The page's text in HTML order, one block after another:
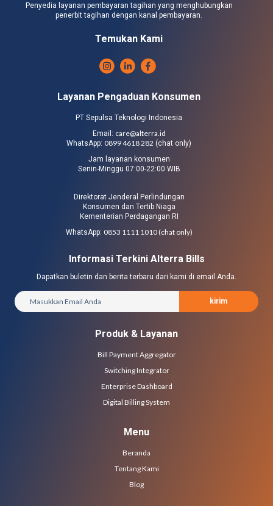
Penyedia layanan pembayaran tagihan yang menghubungkan
penerbit tagihan dengan kanal pembayaran.
Temukan Kami
Layanan Pengaduan Konsumen
PT Sepulsa Teknologi Indonesia
Email: care@alterra.id
WhatsApp: 0899 4618 282 (chat only)
Jam layanan konsumen
Senin-Minggu 07:00-22:00 WIB
Direktorat Jenderal Perlindungan
Konsumen dan Tertib Niaga
Kementerian Perdagangan RI
WhatsApp: 0853 1111 1010 (chat only)
Informasi Terkini Alterra Bills
Dapatkan buletin dan berita terbaru dari kami di email Anda.
kirim
Produk & Layanan
Bill Payment Aggregator
Switching Integrator
Enterprise Dashboard
Digital Billing System
Menu
Beranda
Tentang Kami
Blog